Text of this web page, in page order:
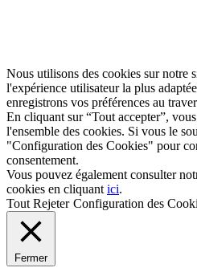
Nous utilisons des cookies sur notre
l'expérience utilisateur la plus
enregistrons vos préférences au
En cliquant sur “Tout accepter”,
l'ensemble des cookies. Si vous le
"Configuration des Cookies" pour
consentement.
Vous pouvez également consulter
cookies en cliquant ici.
Tout Rejeter Configuration des
Fermer